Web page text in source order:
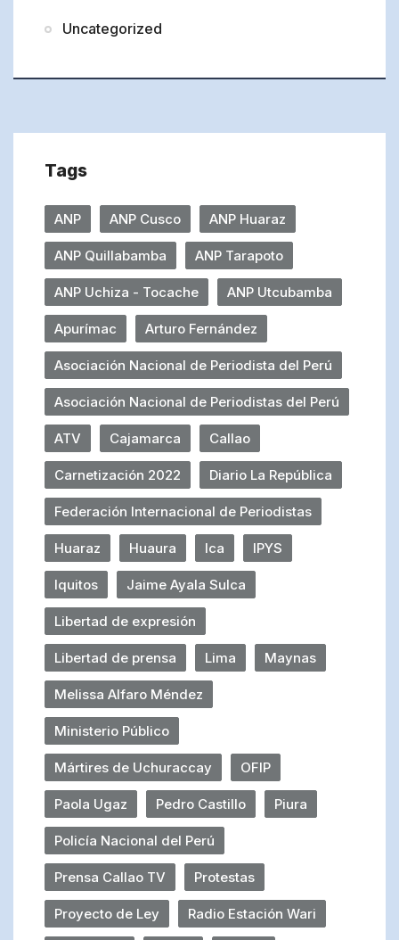
Uncategorized
Tags
ANP ANP Cusco ANP Huaraz
ANP Quillabamba ANP Tarapoto
ANP Uchiza - Tocache ANP Utcubamba
Apurímac Arturo Fernández
Asociación Nacional de Periodista del Perú
Asociación Nacional de Periodistas del Perú
ATV Cajamarca Callao
Carnetización 2022 Diario La República
Federación Internacional de Periodistas
Huaraz Huaura Ica IPYS
Iquitos Jaime Ayala Sulca
Libertad de expresión
Libertad de prensa Lima Maynas
Melissa Alfaro Méndez
Ministerio Público
Mártires de Uchuraccay OFIP
Paola Ugaz Pedro Castillo Piura
Policía Nacional del Perú
Prensa Callao TV Protestas
Proyecto de Ley Radio Estación Wari